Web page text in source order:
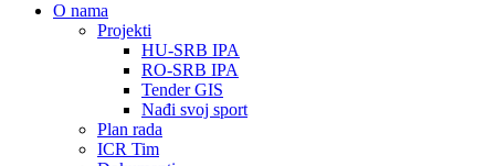
О nama
Projekti
HU-SRB IPA
RO-SRB IPA
Tender GIS
Nađi svoj sport
Plan rada
ICR Tim